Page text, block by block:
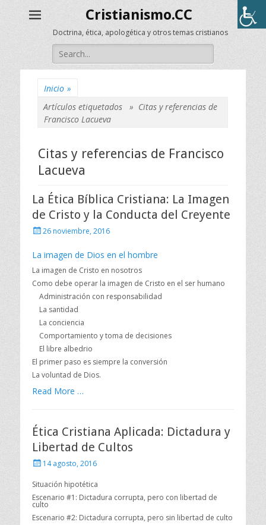
Cristianismo.CC
Doctrina, ética, apologética y otros temas cristianos
Buscar:
Inicio »
Artículos etiquetados » Citas y referencias de
Francisco Lacueva
Citas y referencias de Francisco
Lacueva
La Ética Bíblica Cristiana: La Imagen
de Cristo y la Conducta del Creyente
Publicado
26 noviembre, 2016
La imagen de Dios en el hombre
La imagen de Cristo en nosotros
Como debe operar la imagen de Cristo en el ser humano
Administración con responsabilidad
La santidad
La conciencia
Comportamiento y toma de decisiones
El libre albedrio
El primer paso es siempre la conversión
La voluntad de Dios.
Read More …
Ética Cristiana Aplicada: Dictadura y
Libertad de Cultos
Publicado
14 agosto, 2016
Situación hipotética
Escenario #1: Dictadura corrupta, pero con libertad de
culto
Escenario #2: Dictadura corrupta, pero sin libertad de culto